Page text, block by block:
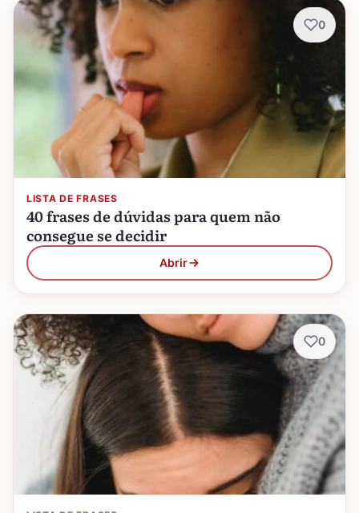
LISTA DE FRASES
40 frases de dúvidas para quem não
consegue se decidir
Abrir
0
0